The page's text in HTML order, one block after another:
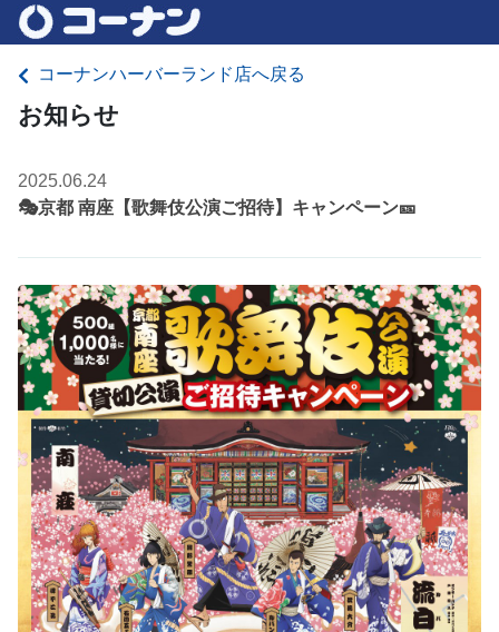
コーナンハーバーランド店へ戻る
お知らせ
2025.06.24
🎭京都 南座【歌舞伎公演ご招待】キャンペーン🎫